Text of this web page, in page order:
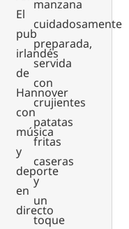
El
pub
irlandés
de
Hannover
con
música
y
deporte
en
directo
manzana
cuidadosamente
preparada,
servida
con
crujientes
patatas
fritas
caseras
y
un
toque